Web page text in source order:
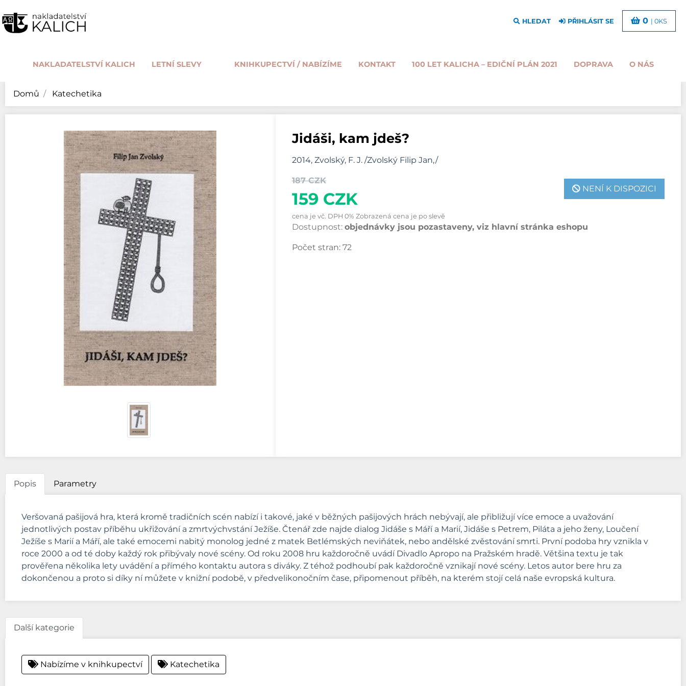
NAKLADATELSTVÍ KALICH LETNÍ SLEVY KNIHKUPECTVÍ / NABÍZÍME KONTAKT 100 LET KALICHA – EDIČNÍ PLÁN 2021 DOPRAVA O NÁS
HLEDAT PŘIHLÁSIT SE 0 | 0KS
Domů Katechetika
Jidáši, kam jdeš?
2014, Zvolský, F. J. /Zvolský Filip Jan,/
187 CZK
159 CZK
NENÍ K DISPOZICI
cena je vč. DPH 0% Zobrazená cena je po slevě
Dostupnost: objednávky jsou pozastaveny, viz hlavní stránka eshopu
Počet stran: 72
Popis Parametry
Veršovaná pašijová hra, která kromě tradičních scén nabízí i takové, jaké v běžných pašijových hrách nebývají, ale přibližují více emoce a uvažování
jednotlivých postav příběhu ukřižování a zmrtvýchvstání Ježíše. Čtenář zde najde dialog Jidáše s Máří a Marií, Jidáše s Petrem, Piláta a jeho ženy, Loučení
Ježíše s Marií a Máří, ale také emocemi nabitý monolog jedné z matek Betlémských neviňátek, nebo andělské zvěstování smrti. První podoba hry vznikla v
roce 2000 a od té doby každý rok přibývaly nové scény. Od roku 2008 hru každoročně uvádí Divadlo Apropo na Pražském hradě. Většina textu je tak
prověřena několika lety uvádění a přímého kontaktu autora s diváky. Z téhož podhoubí pak každoročně vznikají nové scény. Letos autor bere hru za
dokončenou a proto si díky ní můžete v knižní podobě, v předvelikonočním čase, připomenout příběh, na kterém stojí celá naše evropská kultura.
Další kategorie
Nabízíme v knihkupectví Katechetika